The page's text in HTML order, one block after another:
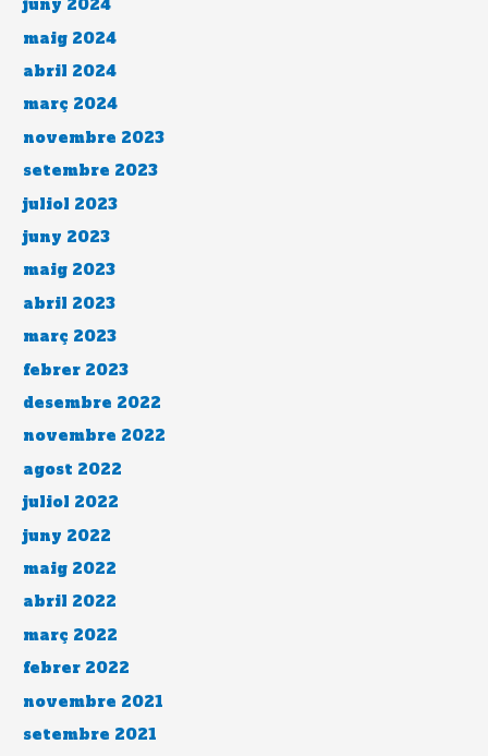
juny 2024
maig 2024
abril 2024
març 2024
novembre 2023
setembre 2023
juliol 2023
juny 2023
maig 2023
abril 2023
març 2023
febrer 2023
desembre 2022
novembre 2022
agost 2022
juliol 2022
juny 2022
maig 2022
abril 2022
març 2022
febrer 2022
novembre 2021
setembre 2021